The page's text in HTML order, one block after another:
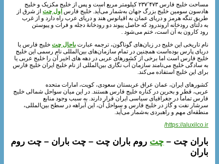
مساحت خلیج فارس ۲۳۷٬۴۷۳ کیلومتر مربع است و پس از خلیج مکزیک و خلیج
هادسون سومین خلیج بزرگ جهان به‌شمار می‌آید. خلیج فارس اول چتاز شرق از
طریق تنگه هرمز و دریای عمان به اقیانوس هند و دریای عرب راه دارد و از غرب
به دلتای رودخانه اروندرود که حاصل پیوند دو رودخانهٔ دجله و فرات و پیوستن
رود کارون به آن است، ختم می‌شود .
نام تاریخی این خلیج در زبان‌های گوناگون، ترجمه عبارتباحال چتخلیج فارس یا
دریای پارس بوده‌است همچنین در تمام سازمان‌های بین‌المللی نام رسمی این خلیج
خلیج فارس است اما برخی از کشورهای عربی در دهه‌ های اخیر آن را خلیج عربی یا
به سادگی خلیج می‌نامند سازمان آب‌ نگاری بین‌المللی از نام خلیج ایران خلیج فارس
برای این خلیج استفاده می‌کند.
کشورهای ایران، عمان عراق عربستان سعودی، کویت، امارات متحده
عربی، قطر و بحرین در کناره خلیج فارس هستند. در این میان سواحل شمالی خلیج
فارس تماماً در جغرافیای سیاسی ایران قرار دارند. به سبب وجود منابع
سرشار نفت و گاز در خلیج فارس و سواحل آن، این آبراهه در سطح بین‌المللی،
منطقه‌ای مهم و راهبردی به‌شمار می‌آید.
https://aluxilco.ir/
باران چت – چتروم باران چت – چت باران – چت روم
باران